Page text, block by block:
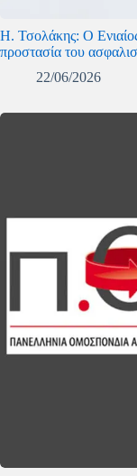
Η. Τσολάκης: Ο
προστασία του
22/06/2026